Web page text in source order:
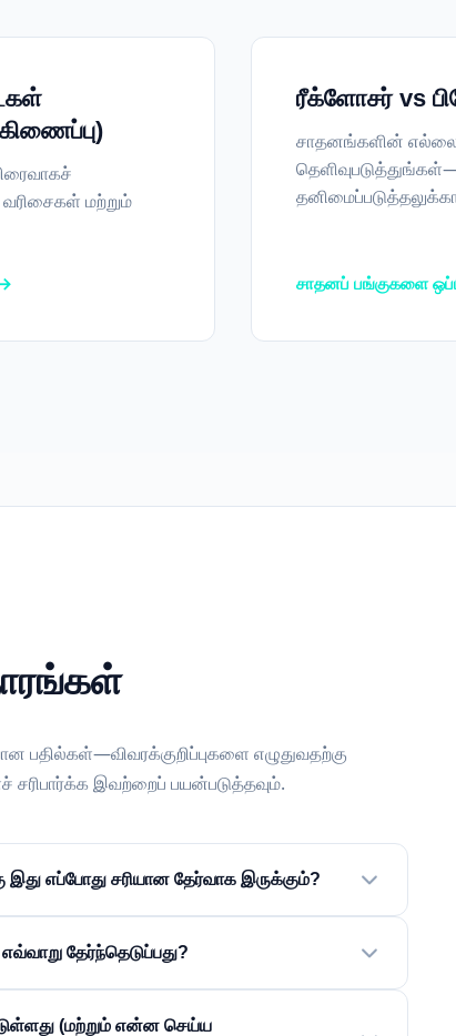
மற்றும்
ரீக்ளோசர் vs
சாதனங்களின்
சாதனப் பங்குகளை
பதில்கள்—விவரக்குறிப்புகளை எழுதுவதற்கு
சரிபார்க்க இவற்றைப் பயன்படுத்தவும்.
எப்போது சரியான தேர்வாக இருக்கும்?
தேர்ந்தெடுப்பது?
(மற்றும் என்ன செய்ய